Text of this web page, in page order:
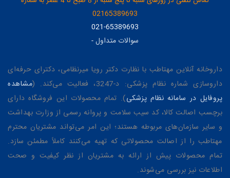
02165389693
021-65389693
سوالات متداول-
داروخانه آنلاین مهتاطب با نظارت دکتر رویا میرنظامی، دکترای حرفه‌ای
داروسازی شماره نظام پزشکی: د-3247، فعالیت می‌کند. (
مشاهده
پروفایل در سامانه نظام پزشکی). تمام محصولات این فروشگاه دارای
برچسب اصالت کالا، کد سیب سلامت و پروانه رسمی از وزارت بهداشت
و سایر سازمان‌های مربوطه هستند؛ این امر می‌تواند مشتریان محترم
مهتاطب را از اصالت محصولاتی که تهیه می‌کنند کاملاً مطمئن سازد.
تمام محصولات پیش از ارائه به مشتریان از نظر کیفیت و صحت
اطلاعات نیز بررسی می‌شوند.